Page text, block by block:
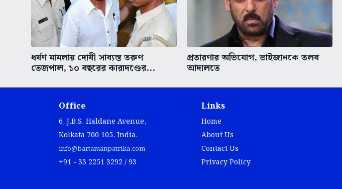
ধর্ষণ মামলায় দোষী সাব্যস্ত তরুণ
তেজপাল, ১০ বছরের কারাদণ্ডের...
প্রতারণার অভিযোগ, ভাইজানকে তলব
আদালতে
Office
6, J.B.S. Haldane Avenue,
Kolkata 700 105, India.
info@bartamanpatrika.com
+91 - 33 2251 3292 / 93
Links
Home
About Us
Contact Us
Privacy Policy